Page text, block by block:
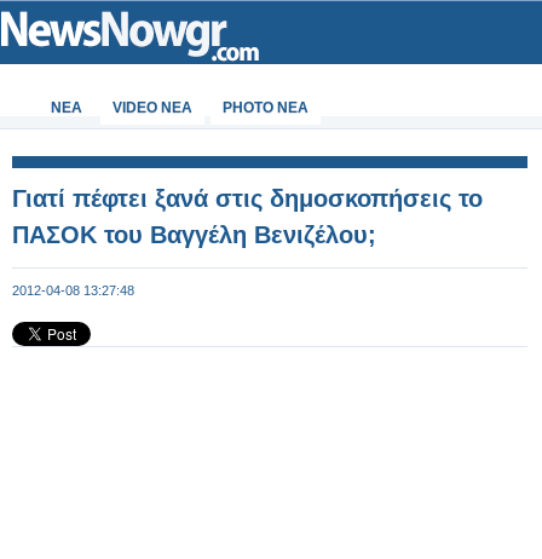
ΝΕΑ VIDEO NEA PHOTO NEA
Γιατί πέφτει ξανά στις δημοσκοπήσεις το
ΠΑΣΟΚ του Βαγγέλη Βενιζέλου;
2012-04-08 13:27:48